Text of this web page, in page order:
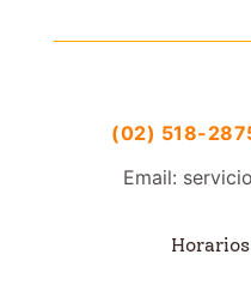
(02) 518-
Email: